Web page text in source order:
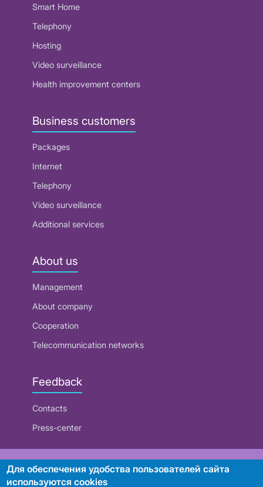
Smart Home
Telephony
Hosting
Video surveillance
Health improvement centers
Business customers
Packages
Internet
Telephony
Video surveillance
Additional services
About us
Management
About company
Cooperation
Telecommunication networks
Feedback
Contacts
Press-center
RUE "Beltelecom"
Для обеспечения удобства пользователей сайта
используются cookies